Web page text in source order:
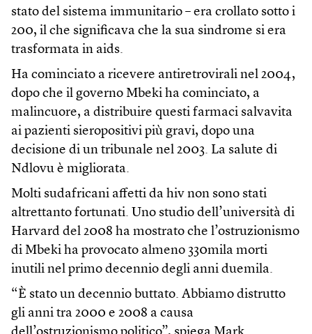
stato del sistema immunitario – era crollato sotto i
200, il che significava che la sua sindrome si era
trasformata in aids.
Ha cominciato a ricevere antiretrovirali nel 2004,
dopo che il governo Mbeki ha cominciato, a
malincuore, a distribuire questi farmaci salvavita
ai pazienti sieropositivi più gravi, dopo una
decisione di un tribunale nel 2003. La salute di
Ndlovu è migliorata.
Molti sudafricani affetti da hiv non sono stati
altrettanto fortunati. Uno studio dell’università di
Harvard del 2008 ha mostrato che l’ostruzionismo
di Mbeki ha provocato almeno 330mila morti
inutili nel primo decennio degli anni duemila.
“È stato un decennio buttato. Abbiamo distrutto
gli anni tra 2000 e 2008 a causa